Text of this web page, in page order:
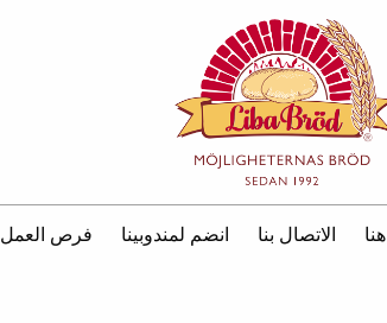
الاتصال بنا انضم لمندوبينا فرص العمل